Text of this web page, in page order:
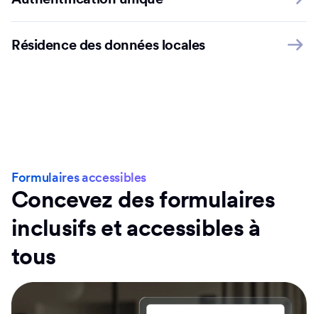
Résidence des données locales
Formulaires accessibles
Concevez des formulaires
inclusifs et accessibles à
tous